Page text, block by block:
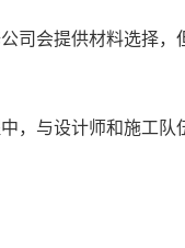
司会提供材料选择
，与设计师和施工